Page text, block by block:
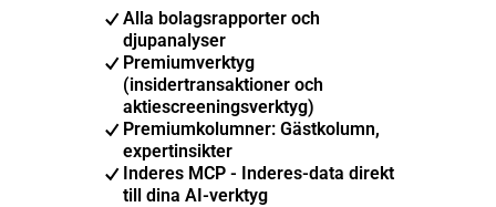
Alla bolagsrapporter och
djupanalyser
Premiumverktyg
(insidertransaktioner och
aktiescreeningsverktyg)
Premiumkolumner: Gästkolumn,
expertinsikter
Inderes MCP - Inderes-data direkt
till dina AI-verktyg